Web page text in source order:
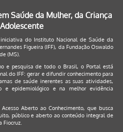
Saúde da Mulher, da Criança
do Instituto Nacional de Saúde da
Figueira (IFF), da Fundação Oswaldo
(MS).
e pesquisa de todo o Brasil, o Portal está
do IFF: gerar e difundir conhecimento para
de saúde inerentes as suas atividades,
e epidemiológico e na melhor evidência
Aberto ao Conhecimento, que busca
público e aberto ao conteúdo integral de
Fiocruz.